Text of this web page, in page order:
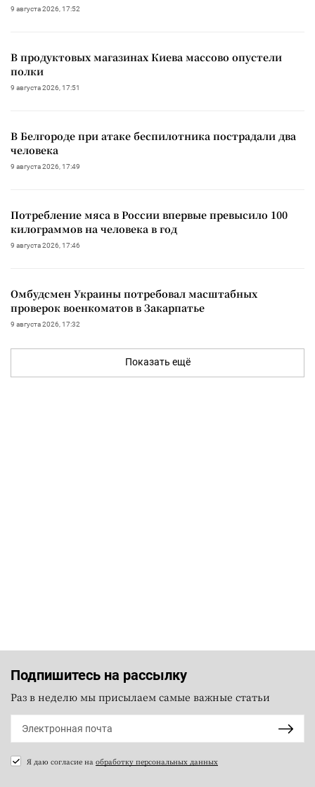
9 августа 2026, 17:52
В продуктовых магазинах Киева массово опустели
полки
9 августа 2026, 17:51
В Белгороде при атаке беспилотника пострадали два
человека
9 августа 2026, 17:49
Потребление мяса в России впервые превысило 100
килограммов на человека в год
9 августа 2026, 17:46
Омбудсмен Украины потребовал масштабных
проверок военкоматов в Закарпатье
9 августа 2026, 17:32
Показать ещё
Подпишитесь на рассылку
Раз в неделю мы присылаем самые важные статьи
Я даю согласие на обработку персональных данных